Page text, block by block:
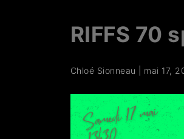
RIFFS 70
Chloé Sionneau mai 17,